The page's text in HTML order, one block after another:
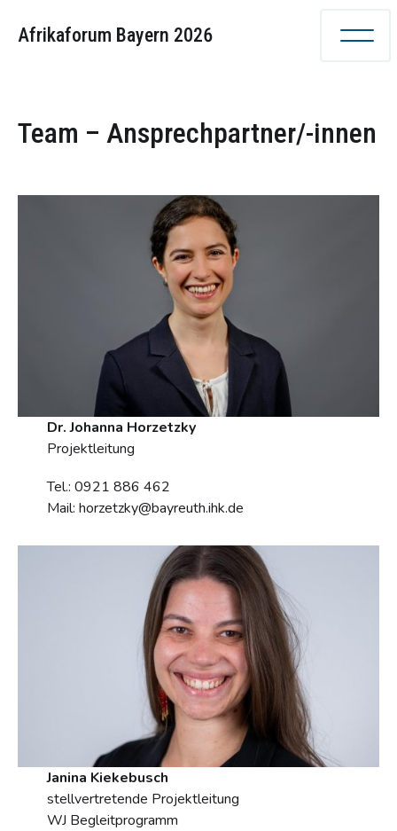
Afrikaforum Bayern 2026
Team – Ansprechpartner/-innen
Dr. Johanna Horzetzky
Projektleitung
Tel.: 0921 886 462
Mail: horzetzky@bayreuth.ihk.de
Janina Kiekebusch
stellvertretende Projektleitung
WJ Begleitprogramm